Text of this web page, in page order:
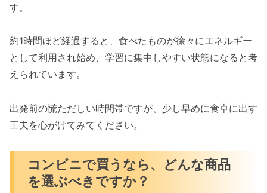
す。
約1時間ほど経過すると、食べたものが徐々にエネルギー
として利用され始め、学習に集中しやすい状態になると考
えられています。
出発前の慌ただしい時間帯ですが、少し早めに食卓に出す
工夫を心がけてみてください。
コンビニで買うなら、どんな商品
を選ぶべきですか？